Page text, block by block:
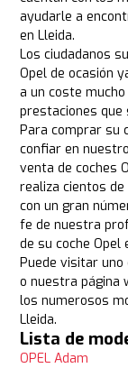
ayudarle a
en Lleida.
Los ciudadanos
Opel de ocasión
a un coste
prestaciones que
Para comprar su
confiar en
venta de coches
realiza cientos
con un gran
fe de nuestra
de su coche Opel
Puede visitar
o nuestra página
los numerosos
Lleida.
Lista de
OPEL Adam